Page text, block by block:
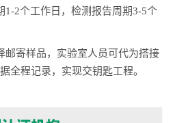
1-2个工作日，检测报告周期3-5个
邮寄样品，实验室人员可代为搭接
全程记录，实现交钥匙工程。